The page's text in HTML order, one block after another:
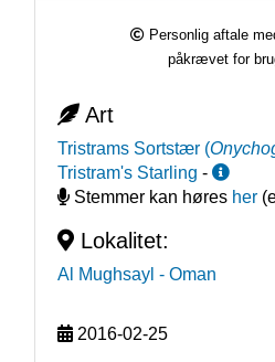
Personlig aftale
påkrævet for
Art
Tristrams Sortstær (
Tristram's Starling -
Stemmer kan høres her
Lokalitet:
Al Mughsayl - Oman
2016-02-25